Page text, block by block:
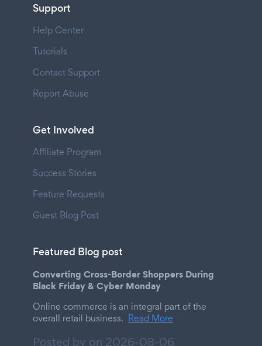
Support
Help Center
Tutorials
Contact Support
Report Abuse
Get Involved
Affiliate Program
Success Stories
Feature Requests
Guest Blog Post
Featured Blog post
Converting Cross-Border Shoppers During
Black Friday & Cyber Monday
Online commerce is an integral part of the
overall retail business. Read More
Posted by on 2026-08-06